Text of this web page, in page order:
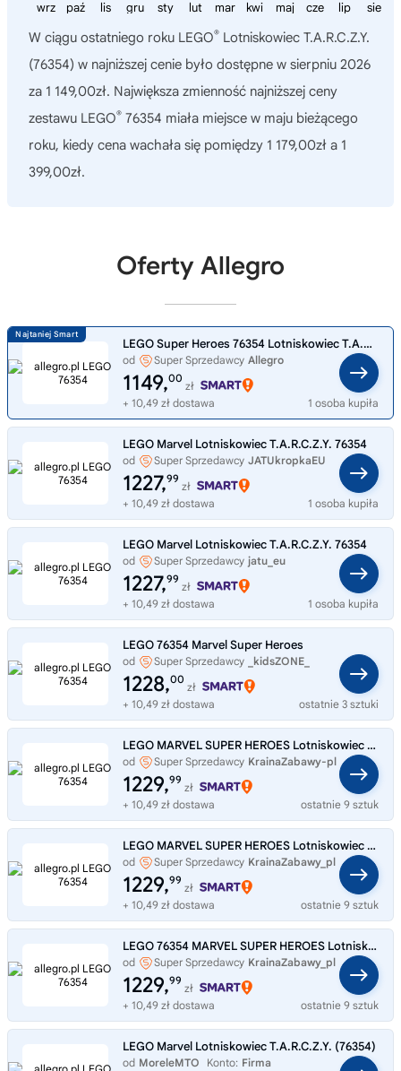
sie
lip
cze
maj
kwi
mar
lut
sty
gru
lis
paź
wrz
W ciągu ostatniego roku LEGO® Lotniskowiec T.A.R.C.Z.Y.
(76354) w najniższej cenie było dostępne w sierpniu 2026
za 1 149,00zł. Największa zmienność najniższej ceny
zestawu LEGO® 76354 miała miejsce w maju bieżącego
roku, kiedy cena wachała się pomiędzy 1 179,00zł a 1
399,00zł.
Oferty Allegro
LEGO Super Heroes 76354 Lotniskowiec T.A.R.C.Z.Y.
od Super Sprzedawcy Allegro
1149,00
zł
+ 10,49 zł dostawa
1 osoba kupiła
LEGO Marvel Lotniskowiec T.A.R.C.Z.Y. 76354
od Super Sprzedawcy JATUkropkaEU
1227,99
zł
+ 10,49 zł dostawa
1 osoba kupiła
LEGO Marvel Lotniskowiec T.A.R.C.Z.Y. 76354
od Super Sprzedawcy jatu_eu
1227,99
zł
+ 10,49 zł dostawa
1 osoba kupiła
LEGO 76354 Marvel Super Heroes
od Super Sprzedawcy _kidsZONE_
1228,00
zł
+ 10,49 zł dostawa
ostatnie 3 sztuki
LEGO MARVEL SUPER HEROES Lotniskowiec T.A.R.C.Z.Y. 76354
od Super Sprzedawcy KrainaZabawy-pl
1229,99
zł
+ 10,49 zł dostawa
ostatnie 9 sztuk
LEGO MARVEL SUPER HEROES Lotniskowiec T.A.R.C.Z.Y. 76354
od Super Sprzedawcy KrainaZabawy_pl
1229,99
zł
+ 10,49 zł dostawa
ostatnie 9 sztuk
LEGO 76354 MARVEL SUPER HEROES Lotniskowiec T.A.R.C.Z.Y.
od Super Sprzedawcy KrainaZabawy_pl
1229,99
zł
+ 10,49 zł dostawa
ostatnie 9 sztuk
LEGO Marvel Lotniskowiec T.A.R.C.Z.Y. (76354)
od MoreleMTO Konto: Firma